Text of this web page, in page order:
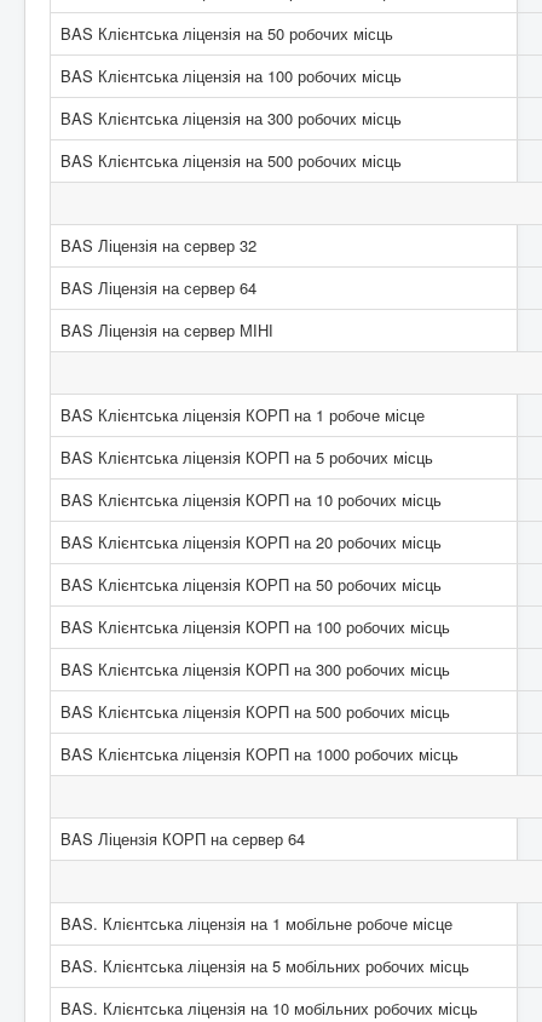
BAS Клієнтська ліцензія на 50 робочих місць
BAS Клієнтська ліцензія на 100 робочих місць
BAS Клієнтська ліцензія на 300 робочих місць
BAS Клієнтська ліцензія на 500 робочих місць
BAS Ліцензія на сервер 32
BAS Ліцензія на сервер 64
BAS Ліцензія на сервер МІНІ
BAS Клієнтська ліцензія КОРП на 1 робоче місце
BAS Клієнтська ліцензія КОРП на 5 робочих місць
BAS Клієнтська ліцензія КОРП на 10 робочих місць
BAS Клієнтська ліцензія КОРП на 20 робочих місць
BAS Клієнтська ліцензія КОРП на 50 робочих місць
BAS Клієнтська ліцензія КОРП на 100 робочих місць
BAS Клієнтська ліцензія КОРП на 300 робочих місць
BAS Клієнтська ліцензія КОРП на 500 робочих місць
BAS Клієнтська ліцензія КОРП на 1000 робочих місць
BAS Ліцензія КОРП на сервер 64
BAS. Клієнтська ліцензія на 1 мобільне робоче місце
BAS. Клієнтська ліцензія на 5 мобільних робочих місць
BAS. Клієнтська ліцензія на 10 мобільних робочих місць